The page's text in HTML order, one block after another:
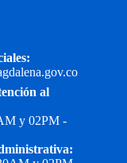
al
y 02PM -